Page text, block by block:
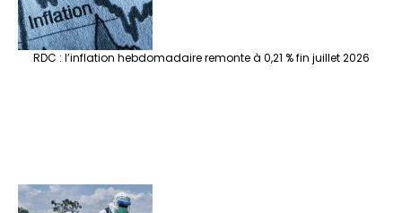
RDC : l’inflation hebdomadaire remonte à 0,21 % fin juillet 2026